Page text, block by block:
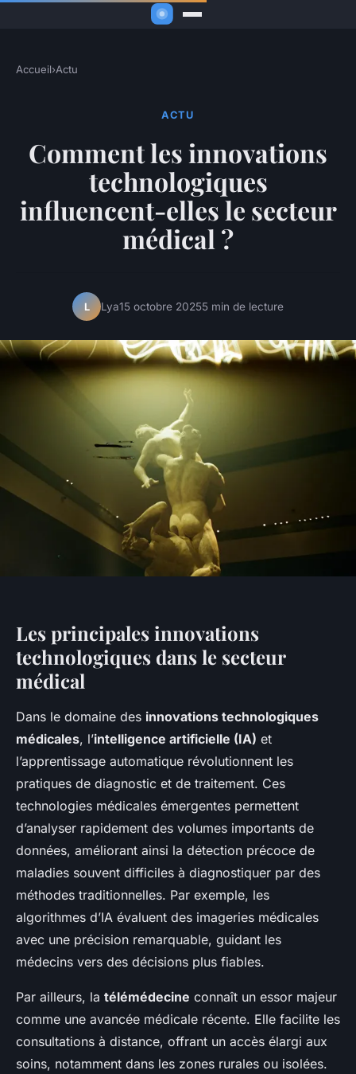
Accueil›Actu
ACTU
Comment les innovations
technologiques
influencent-elles le secteur
médical ?
L Lya15 octobre 20255 min de lecture
Les principales innovations
technologiques dans le secteur
médical
Dans le domaine des innovations technologiques
médicales, l’intelligence artificielle (IA) et
l’apprentissage automatique révolutionnent les
pratiques de diagnostic et de traitement. Ces
technologies médicales émergentes permettent
d’analyser rapidement des volumes importants de
données, améliorant ainsi la détection précoce de
maladies souvent difficiles à diagnostiquer par des
méthodes traditionnelles. Par exemple, les
algorithmes d’IA évaluent des imageries médicales
avec une précision remarquable, guidant les
médecins vers des décisions plus fiables.
Par ailleurs, la télémédecine connaît un essor majeur
comme une avancée médicale récente. Elle facilite les
consultations à distance, offrant un accès élargi aux
soins, notamment dans les zones rurales ou isolées.